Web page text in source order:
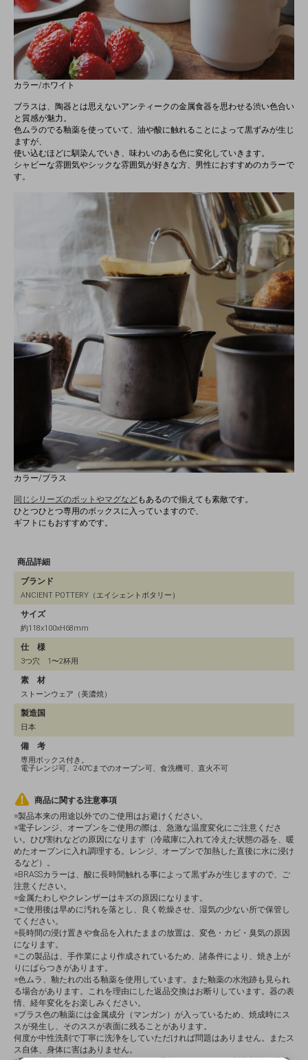
カラー/ホワイト
ブラスは、陶器とは思えないアンティークの金属食器を思わせる渋い色合い
と質感が魅力。
色ムラのでる釉薬を使っていて、油や酸に触れることによって黒ずみが生じ
ますが、
使い込むほどに馴染んでいき、味わいのある色に変化していきます。
シャビーな雰囲気やシックな雰囲気が好きな方、男性におすすめのカラーで
す。
カラー/ブラス
同じシリーズのポットやマグなどもあるので揃えても素敵です。
ひとつひとつ専用のボックスに入っていますので、
ギフトにもおすすめです。
商品詳細
ブランド
ANCIENT POTTERY（エイシェントポタリー）
サイズ
約118x100xH68mm
仕 様
3つ穴 1〜2杯用
素 材
ストーンウェア（美濃焼）
製造国
日本
備 考
専用ボックス付き。
電子レンジ可、240℃までのオーブン可、食洗機可、直火不可
商品に関する注意事項
※製品本来の用途以外でのご使用はお避けください。
※電子レンジ、オーブンをご使用の際は、急激な温度変化にご注意くださ
い。ひび割れなどの原因になります（冷蔵庫に入れて冷えた状態の器を、暖
めたオーブンに入れ調理する。レンジ、オーブンで加熱した直後に水に浸け
るなど）。
※BRASSカラーは、酸に長時間触れる事によって黒ずみが生じますので、ご
注意ください。
※金属たわしやクレンザーはキズの原因になります。
※ご使用後は早めに汚れを落とし、良く乾燥させ、湿気の少ない所で保管し
てください。
※長時間の浸け置きや食品を入れたままの放置は、変色・カビ・臭気の原因
になります。
※この製品は、手作業により作成されているため、諸条件により、焼き上が
りにばらつきがあります。
※色ムラ、釉たれの出る釉薬を使用しています。また釉薬の水泡跡も見られ
る場合があります。これを理由にした返品交換はお断りしています。器の表
情、経年変化をお楽しみください。
※ブラス色の釉薬には金属成分（マンガン）が入っているため、焼成時にス
スが発生し、そのススが表面に残ることがあります。
何度か中性洗剤で丁寧に洗浄をしていただければ問題はありません。またス
ス自体、身体に害はありません。